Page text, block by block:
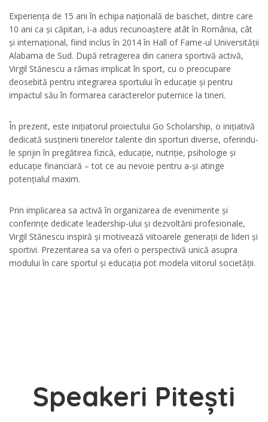
Experiența de 15 ani în echipa națională de baschet, dintre care
10 ani ca și căpitan, i-a adus recunoaștere atât în România, cât
și internațional, fiind inclus în 2014 în Hall of Fame-ul Universității
Alabama de Sud. După retragerea din cariera sportivă activă,
Virgil Stănescu a rămas implicat în sport, cu o preocupare
deosebită pentru integrarea sportului în educație și pentru
impactul său în formarea caracterelor puternice la tineri.
În prezent, este inițiatorul proiectului Go Scholarship, o inițiativă
dedicată susținerii tinerelor talente din sporturi diverse, oferindu-
le sprijin în pregătirea fizică, educație, nutriție, psihologie și
educație financiară – tot ce au nevoie pentru a-și atinge
potențialul maxim.
Prin implicarea sa activă în organizarea de evenimente și
conferințe dedicate leadership-ului și dezvoltării profesionale,
Virgil Stănescu inspiră și motivează viitoarele generații de lideri și
sportivi. Prezentarea sa va oferi o perspectivă unică asupra
modului în care sportul și educația pot modela viitorul societății.
Speakeri Pitești